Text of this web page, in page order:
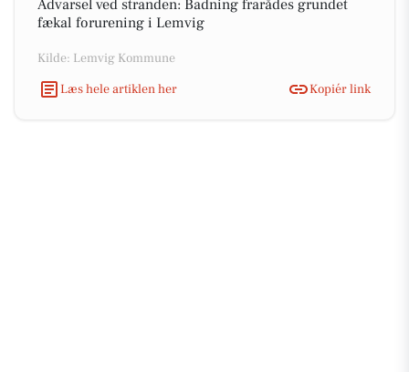
Advarsel ved stranden: Badning frarådes grundet
fækal forurening i Lemvig
Kilde: Lemvig Kommune
Læs hele artiklen her
Kopiér link